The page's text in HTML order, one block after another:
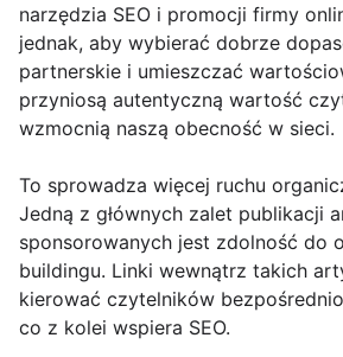
narzędzia SEO i promocji firmy
jednak, aby wybierać dobrze
partnerskie i umieszczać
przyniosą autentyczną wartość
wzmocnią naszą obecność w sieci.
To sprowadza więcej ruchu
Jedną z głównych zalet publikacji
sponsorowanych jest zdolność do
buildingu. Linki wewnątrz takich
kierować czytelników
co z kolei wspiera SEO.